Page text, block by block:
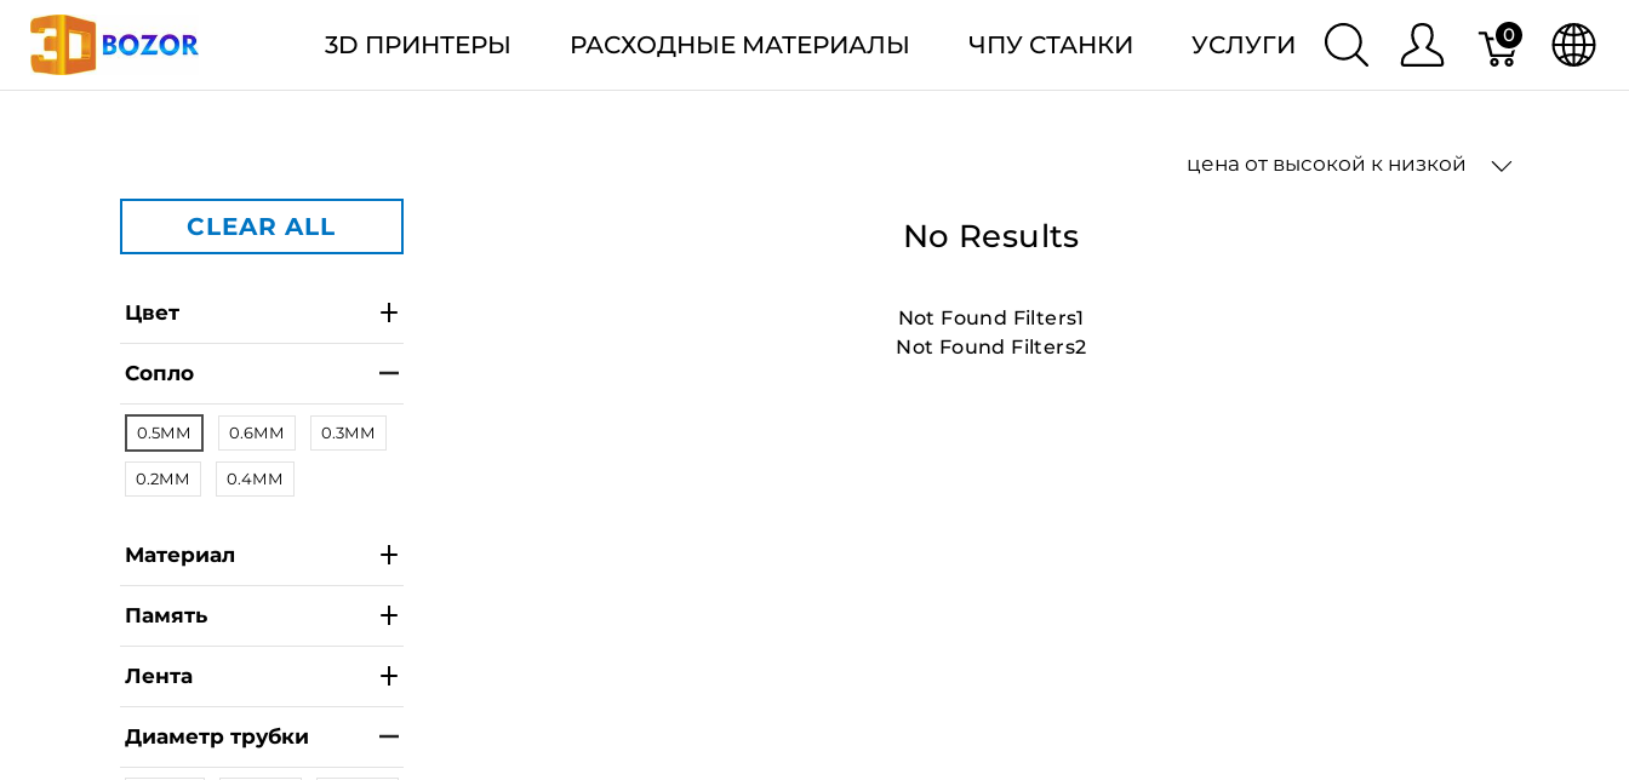
3D ПРИНТЕРЫ РАСХОДНЫЕ МАТЕРИАЛЫ ЧПУ СТАНКИ УСЛУГИ 0
цена от высокой к низкой
CLEAR ALL
Цвет
Сопло
0.5ММ 0.6ММ 0.3ММ
0.2ММ 0.4ММ
Материал
Память
Лента
Диаметр трубки
No Results
Not Found Filters1
Not Found Filters2